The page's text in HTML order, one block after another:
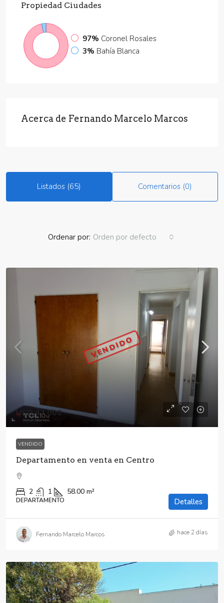
Propiedad Ciudades
97% Coronel Rosales
3% Bahía Blanca
Acerca de Fernando Marcelo Marcos
Listados (65) Comentarios (0)
Ordenar por: Orden por defecto
USD 47,000
VENDIDO
VENDIDO
Departamento en venta en Centro
2 1 58.00 m²
DEPARTAMENTO Detalles
Fernando Marcelo Marcos hace 2 días